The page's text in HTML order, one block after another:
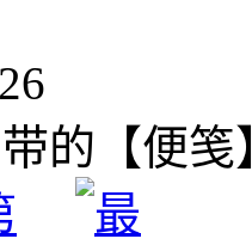
带的【便